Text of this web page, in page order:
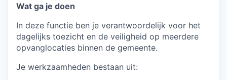
Wat ga je doen
In deze functie ben je verantwoordelijk voor het
dagelijks toezicht en de veiligheid op meerdere
opvanglocaties binnen de gemeente.
Je werkzaamheden bestaan uit: